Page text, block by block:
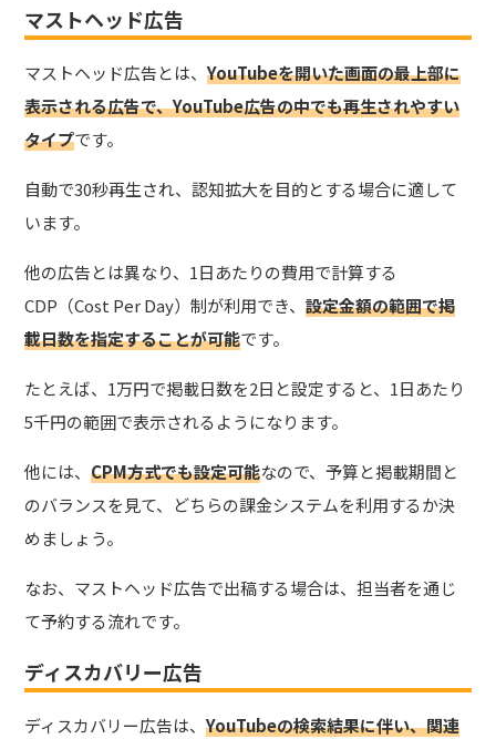
マストヘッド広告
マストヘッド広告とは、YouTubeを開いた画面の最上部に
表示される広告で、YouTube広告の中でも再生されやすい
タイプです。
自動で30秒再生され、認知拡大を目的とする場合に適して
います。
他の広告とは異なり、1日あたりの費用で計算する
CDP（Cost Per Day）制が利用でき、設定金額の範囲で掲
載日数を指定することが可能です。
たとえば、1万円で掲載日数を2日と設定すると、1日あたり
5千円の範囲で表示されるようになります。
他には、CPM方式でも設定可能なので、予算と掲載期間と
のバランスを見て、どちらの課金システムを利用するか決
めましょう。
なお、マストヘッド広告で出稿する場合は、担当者を通じ
て予約する流れです。
ディスカバリー広告
ディスカバリー広告は、YouTubeの検索結果に伴い、関連